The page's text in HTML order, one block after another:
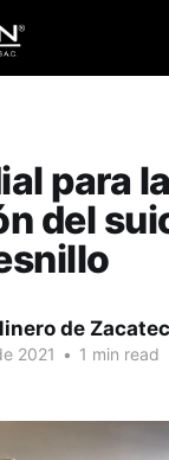
para la
del
de
2021 • 1 min read